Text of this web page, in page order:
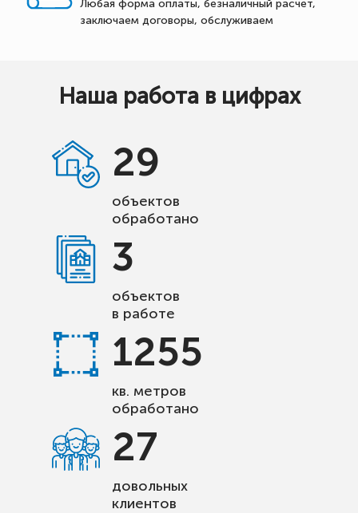
Любая форма оплаты, безналичный расчет,
заключаем договоры, обслуживаем
Наша работа в цифрах
29
объектов
обработано
3
объектов
в работе
1255
кв. метров
обработано
27
довольных
клиентов